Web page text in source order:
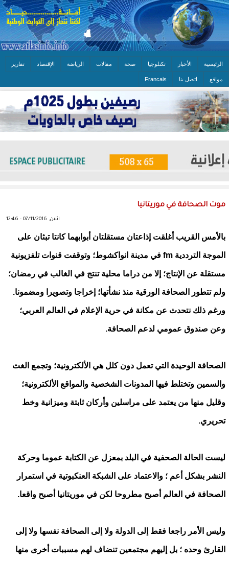
الرئيسية الأخبار تكنلوجيا صحة مقالات الرياضة الإقتصاد تقارير
مواقع اتصل بنا Francais
موت الصحافة في موريتانيا
اثنين, 07/11/2016 - 12:46
بالأمس القريب أغلقت إذاعتان مستقلتان أبوابهما كانتا تبثان على
الموجة الترددية fm في مدينة انواكشوط؛ وتوقفت قنوات تلفزيونية
مستقلة عن الإنتاج؛ إلا من دراما محلية تنتج في الغالب في رمضان؛
ولم تتطور الصحافة الورقية منذ نشأتها؛ إخراجا وتصويرا ومضمونا.
ورغم ذلك نتحدث عن مكانة في حرية الإعلام في العالم العربي؛
وعن صندوق عمومي لدعم الصحافة.
الصحافة الوحيدة التي تعمل دون كلل هي الألكترونية؛ وتجمع الغث
والسمين وتختلط فيها المدونات الشخصية والمواقع الألكترونية؛
وقليل منها من يعتمد على مراسلين وأركان ثابتة وميزانية وخط
تحريري.
ليست الحالة الصحفية في البلد بمعزل عن الكتابة عموما وحركة
النشر بشكل أعم ؛ والاعتماد على الشبكة العنكبوتية في استمرار
الصحافة في العالم أصبح مطروحا لكن في موريتانيا أصبح واقعا.
وليس الأمر راجعا فقط إلى الدولة ولا إلى الصحافة نفسها ولا إلى
القارئ وحده ؛ بل إليهم مجتمعين تنضاف لهم مسببات أخرى منها